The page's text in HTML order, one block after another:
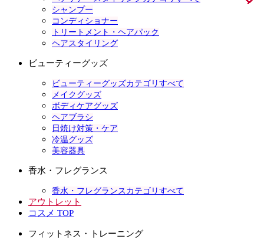
シャンプー
コンディショナー
トリートメント・ヘアパック
ヘアスタイリング
ビューティーグッズ
ビューティーグッズカテゴリすべて
メイクグッズ
ボディケアグッズ
ヘアブラシ
日焼け対策・ケア
冷温グッズ
美容器具
香水・フレグランス
香水・フレグランスカテゴリすべて
アウトレット
コスメ TOP
フィットネス・トレーニング